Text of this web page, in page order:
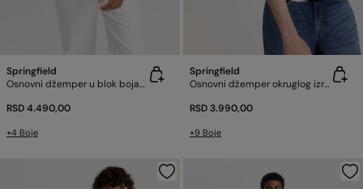
Springfield
Osnovni džemper u blok bojama
RSD 4.490,00
+4 Boje
Springfield
Osnovni džemper okruglog izreza
RSD 3.990,00
+9 Boje